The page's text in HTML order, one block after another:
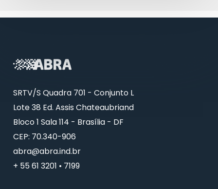
SRTV/S Quadra 701 - Conjunto L
Lote 38 Ed. Assis Chateaubriand
Bloco 1 Sala 114 - Brasília - DF
CEP: 70.340-906
abra@abra.ind.br
+ 55 61 3201 • 7199